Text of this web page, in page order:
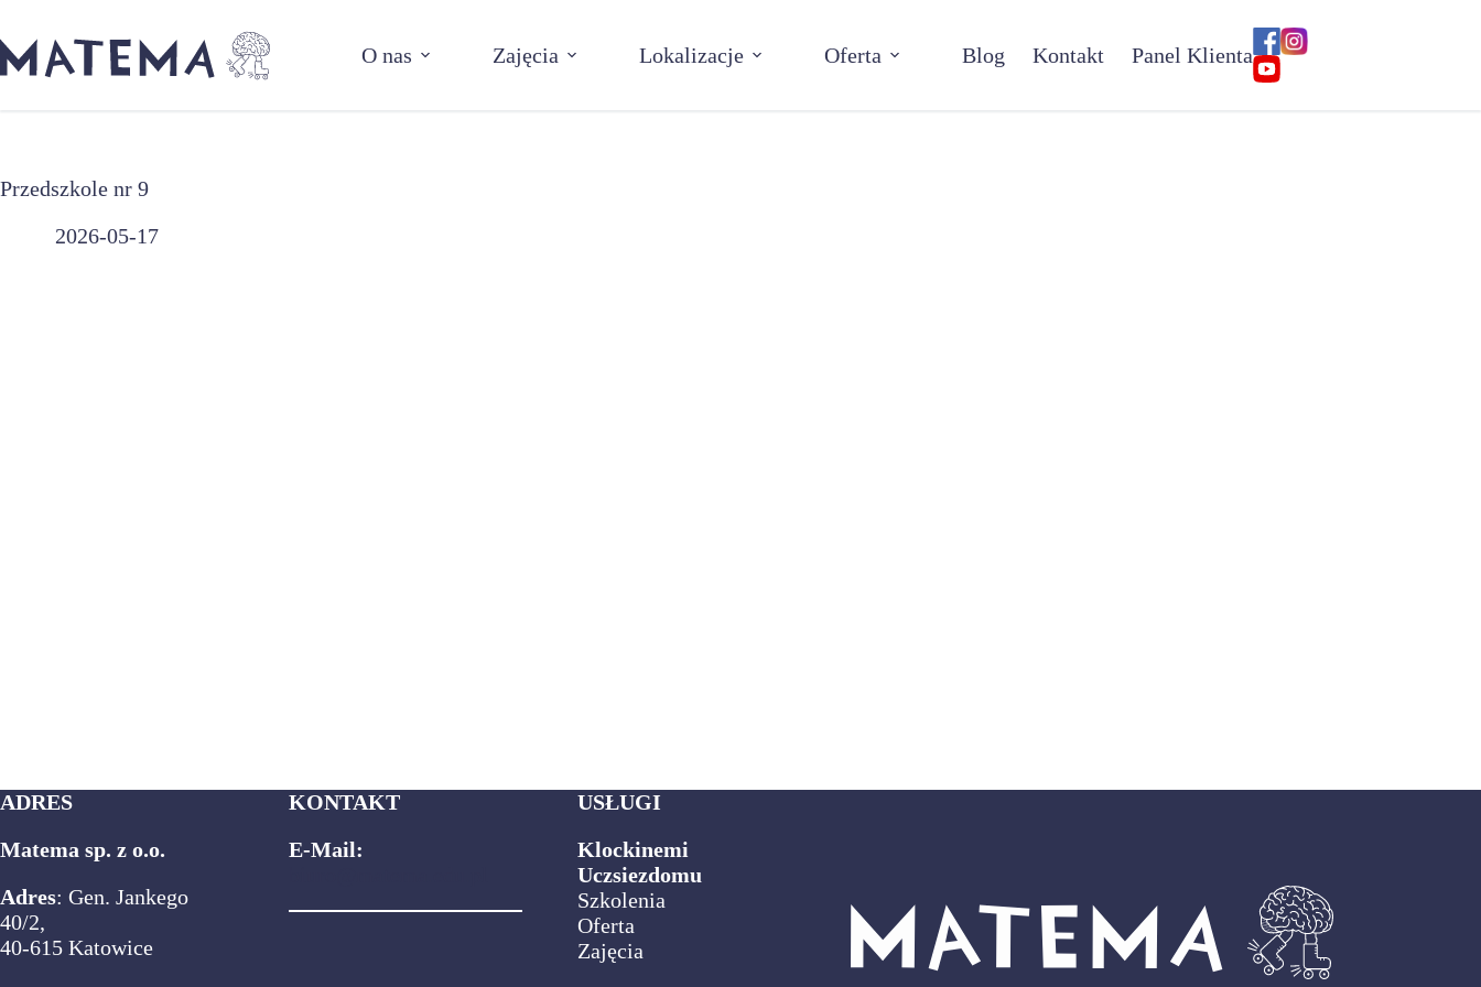
do
treści
O nas Zajęcia Lokalizacje Oferta Blog Kontakt Panel Klienta
Przedszkole nr 9
2026-05-17
ADRES
Matema sp. z o.o.
Adres: Gen. Jankego
40/2,
40-615 Katowice
KONTAKT
E-Mail:
USŁUGI
Klockinemi
Uczsiezdomu
Szkolenia
Oferta
Zajęcia